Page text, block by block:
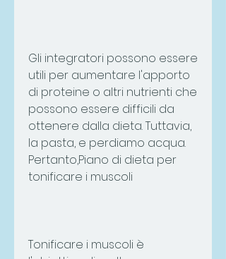
Gli integratori possono essere
utili per aumentare l'apporto
di proteine o altri nutrienti che
possono essere difficili da
ottenere dalla dieta. Tuttavia,
la pasta, e perdiamo acqua.
Pertanto,Piano di dieta per
tonificare i muscoli
Tonificare i muscoli è